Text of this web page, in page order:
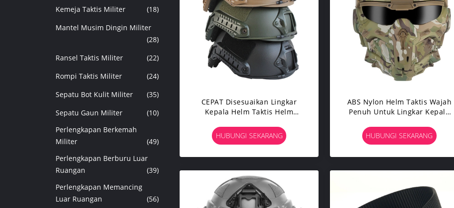
Kemeja Taktis Militer
(18)
Mantel Musim Dingin Militer
(28)
Ransel Taktis Militer
(22)
Rompi Taktis Militer
(24)
Sepatu Bot Kulit Militer
(35)
Sepatu Gaun Militer
(10)
Perlengkapan Berkemah
Militer
(49)
Perlengkapan Berburu Luar
Ruangan
(39)
Perlengkapan Memancing
Luar Ruangan
(56)
CEPAT Disesuaikan Lingkar
Kepala Helm Taktis Helm
HUBUNGI SEKARANG
ABS Nylon Helm Taktis Wajah
Penuh Untuk Lingkar Kepala
HUBUNGI SEKARANG